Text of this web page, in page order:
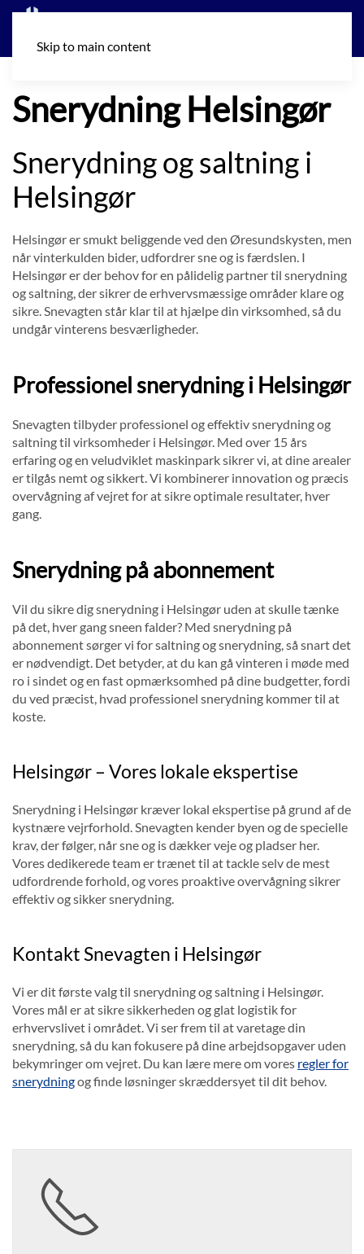
Skip to main content
Snerydning Helsingør
Snerydning og saltning i
Helsingør
Helsingør er smukt beliggende ved den Øresundskysten, men
når vinterkulden bider, udfordrer sne og is færdslen. I
Helsingør er der behov for en pålidelig partner til snerydning
og saltning, der sikrer de erhvervsmæssige områder klare og
sikre. Snevagten står klar til at hjælpe din virksomhed, så du
undgår vinterens besværligheder.
Professionel snerydning i Helsingør
Snevagten tilbyder professionel og effektiv snerydning og
saltning til virksomheder i Helsingør. Med over 15 års
erfaring og en veludviklet maskinpark sikrer vi, at dine arealer
er tilgås nemt og sikkert. Vi kombinerer innovation og præcis
overvågning af vejret for at sikre optimale resultater, hver
gang.
Snerydning på abonnement
Vil du sikre dig snerydning i Helsingør uden at skulle tænke
på det, hver gang sneen falder? Med snerydning på
abonnement sørger vi for saltning og snerydning, så snart det
er nødvendigt. Det betyder, at du kan gå vinteren i møde med
ro i sindet og en fast opmærksomhed på dine budgetter, fordi
du ved præcist, hvad professionel snerydning kommer til at
koste.
Helsingør – Vores lokale ekspertise
Snerydning i Helsingør kræver lokal ekspertise på grund af de
kystnære vejrforhold. Snevagten kender byen og de specielle
krav, der følger, når sne og is dækker veje og pladser her.
Vores dedikerede team er trænet til at tackle selv de mest
udfordrende forhold, og vores proaktive overvågning sikrer
effektiv og sikker snerydning.
Kontakt Snevagten i Helsingør
Vi er dit første valg til snerydning og saltning i Helsingør.
Vores mål er at sikre sikkerheden og glat logistik for
erhvervslivet i området. Vi ser frem til at varetage din
snerydning, så du kan fokusere på dine arbejdsopgaver uden
bekymringer om vejret. Du kan lære mere om vores regler for
snerydningog finde løsninger skræddersyet til dit behov.